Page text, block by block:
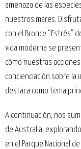
amenaza de las
nuestros mares.
con el Bronce “Estrés”
vida moderna se
cómo nuestras
concienciación sobre la
destaca como tema
A continuación, nos
de Australia,
en el Parque Nacional